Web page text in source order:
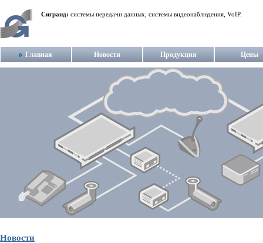
Сигранд: системы передачи данных, системы видеонаблюдения, VoIP.
Главная Новости Продукция Цены
Новости